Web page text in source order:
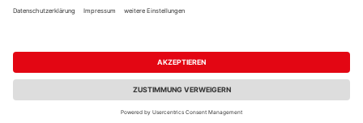
Impressum Datenschutz
Nutzungsbedingungen
Barrierefreiheitserklärung
Vertrag widerrufen